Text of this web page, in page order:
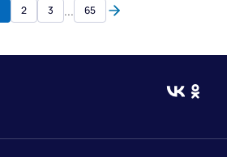
2 3 ... 65